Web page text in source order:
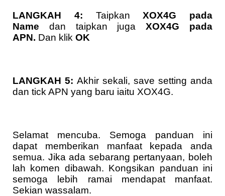
LANGKAH 4: TaipkanXOX4G pada
Name dan taipkan jugaXOX4G pada
APN. Dan klik OK
LANGKAH 5: Akhir sekali, save setting anda
dan tick APN yang baru iaitu XOX4G.
Selamat mencuba. Semoga panduan ini
dapat memberikan manfaat kepada anda
semua. Jika ada sebarang pertanyaan, boleh
lah komen dibawah. Kongsikan panduan ini
semoga lebih ramai mendapat manfaat.
Sekian wassalam.